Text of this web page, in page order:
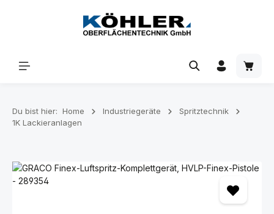
Zum Hauptinhalt springen
Du bist hier: Home Industriegeräte
Spritztechnik
1K Lackieranlagen
Bildergalerie überspringen